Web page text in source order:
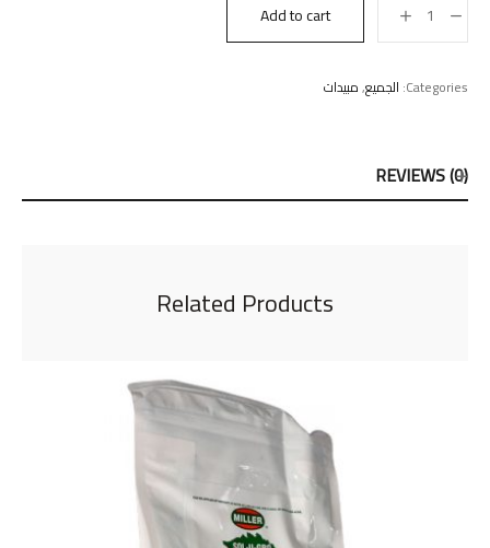
Add to cart
Categories: الجميع,مبيدات
REVIEWS (0)
Related Products